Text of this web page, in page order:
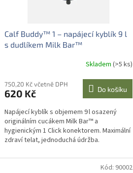
Calf Buddy™ 1 – napájecí kyblík 9 l
s dudlíkem Milk Bar™
Skladem (>5 ks)
750,20 Kč včetně DPH
620 Kč Do košíku
Napájecí kyblík s objemem 9 l osazený
originálním cucákem Milk Bar™ a
hygienickým 1 Click konektorem. Maximální
zdraví telat, jednoduchá údržba.
Kód: 90002